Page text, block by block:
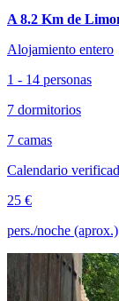
A 8.2 Km de
Alojamiento entero
1 - 14 personas
7 dormitorios
7 camas
Calendario
25 €
pers./noche (aprox.)